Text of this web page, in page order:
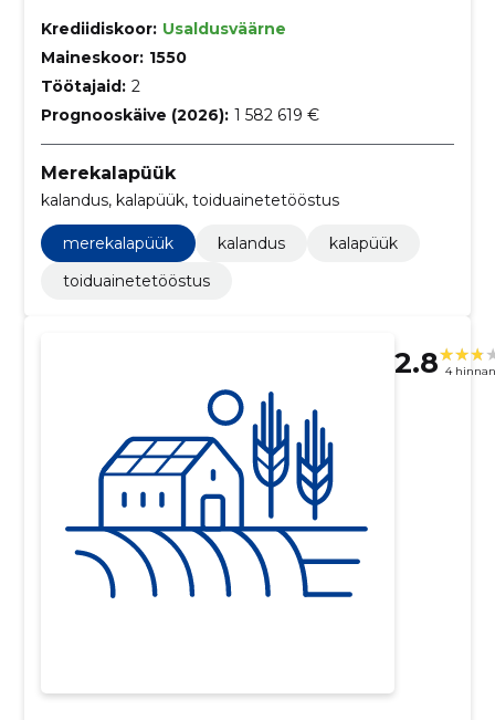
Krediidiskoor: Usaldusväärne
Maineskoor: 1550
Töötajaid: 2
Prognooskäive (2026): 1 582 619 €
Merekalapüük
kalandus, kalapüük, toiduainetetööstus
merekalapüük kalandus
kalapüük
toiduainetetööstus
2.8 4